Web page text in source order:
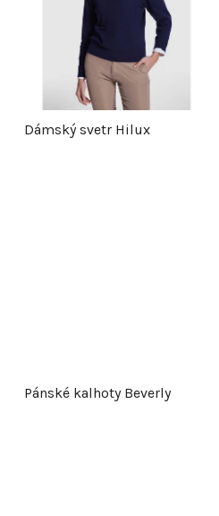
Dámský svetr Hilux
Pánské kalhoty Beverly